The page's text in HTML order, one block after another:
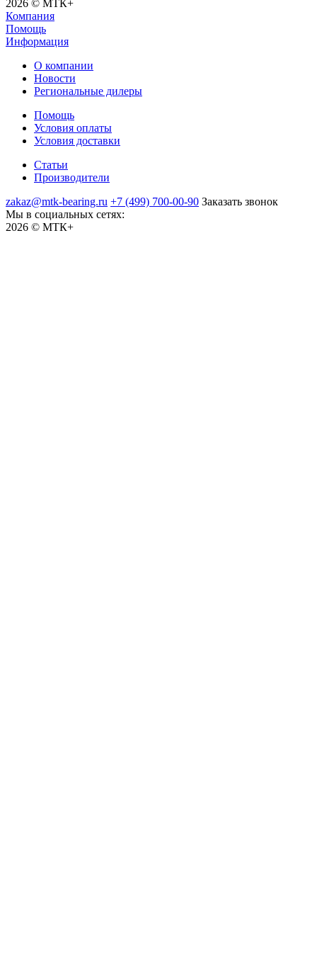
2026 © МТК+
Компания
Помощь
Информация
О компании
Новости
Региональные дилеры
Помощь
Условия оплаты
Условия доставки
Статьи
Производители
zakaz@mtk-bearing.ru +7 (499) 700-00-90 Заказать звонок
Мы в социальных сетях:
2026 © МТК+